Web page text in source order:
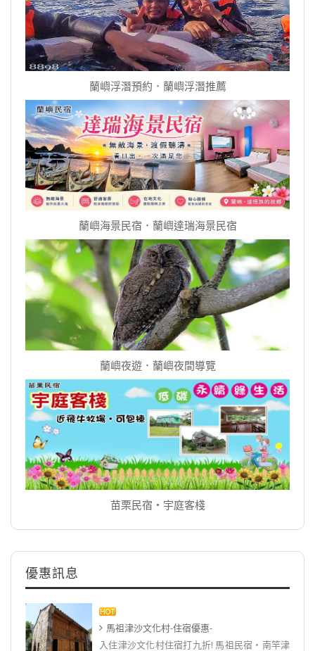
蘭嶼浮潛預約．蘭嶼浮潛推薦
蘭嶼海景民宿．蘭嶼達瑞海景民宿
蘭嶼夜遊．蘭嶼夜間導覽
苗栗民宿‧宇庭客棧
優惠訊息
馬祖津沙文化村-住宿優惠-
入住津沙文化村住宿打九折! 馬祖民宿‧南竿津